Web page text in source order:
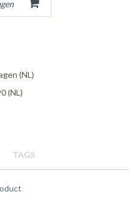
(NL)
(NL)
TAGS